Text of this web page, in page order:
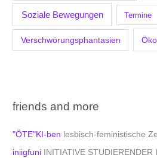
Soziale Bewegungen Termine
Verschwörungsphantasien
friends and more
"ÖTE"KI-ben lesbisch-feministische
iniigfuni INITIATIVE